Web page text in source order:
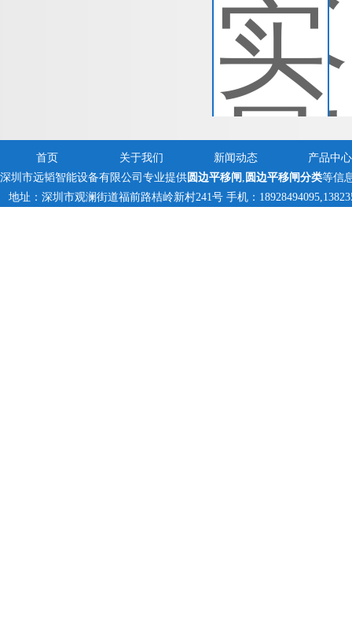
首页 关于我们 新闻动态
产品中心
深圳市远韬智能设备有限公司专业提供圆边平移闸 , 圆边平移闸分类等信
地址：深圳市观澜街道福前路桔岭新村241号 手机：